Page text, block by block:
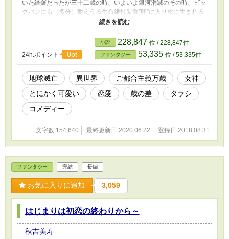
いた綺羅だったが三十二歳の時、いよいよ銀河消滅のその時、ビッ
グバンにも（多分）耐えうる生命維持装置”卵”に入り次に生まれる
命の星の存在を信じて眠りについた。 そして綺羅は奇跡的に目覚
めた！ 生命の宿る星にたどり着くことが出来たのだ！ するとそこ
は、科学の通用しない世界、科学より魔法の発達した世界だった。
しかも、何の副作用だか、目覚めた時には元の自分とは全くの別人
に！ 知識も記憶も地球の科学者三十二歳なのに、見た目は三～四
歳の天使と見まごう姿で！ 白銀の髪色に、透けるような白い肌。
紫水晶のような瞳！ 科学の通用しない？科学者である自分を全否
定するような世界でも綺羅は諦めない！ とりあえず、こうなった
ら可愛さを武器に？がんばって生き抜きます！
24h.ポイント 0pt
小説 228,847 位 / 228,847件
ファンタジー 53,335 位 / 53,335件
地球滅亡 異世界 ご都合主義万歳
女神
とにかく可愛い
恋愛 歳の差
タラシ
コメディー
文字数 154,640 最終更新日 2020.06.22 登録日 2018.08.31
ファンタジー 完結 長編
お気に入りに追加 3,059
はじまりは初恋の終わりから～
秋吉美寿